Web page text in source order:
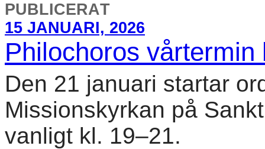
PUBLICERAT
15 JANUARI, 2026
Philochoros vårtermin
Den 21 januari startar
Missionskyrkan på
vanligt kl. 19–21.